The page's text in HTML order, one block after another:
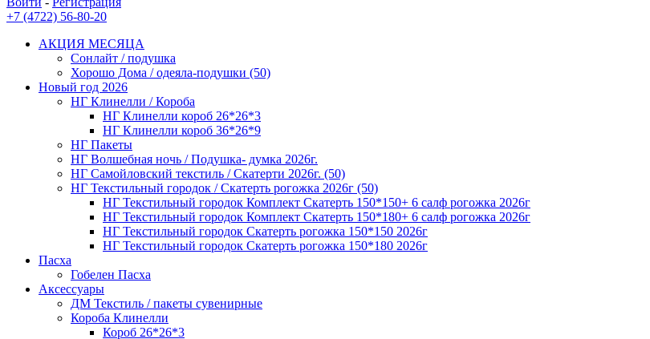
+7 (4722) 56-80-20
АКЦИЯ МЕСЯЦА
Сонлайт / подушка
Хорошо Дома / одеяла-подушки (50)
Новый год 2026
НГ Клинелли / Короба
НГ Клинелли короб 26*26*3
НГ Клинелли короб 36*26*9
НГ Пакеты
НГ Волшебная ночь / Подушка- думка 2026г.
НГ Самойловский текстиль / Скатерти 2026г. (50)
НГ Текстильный городок / Скатерть рогожка 2026г (50)
НГ Текстильный городок Комплект Скатерть 150*150+ 6 салф рогожка 2026г
НГ Текстильный городок Комплект Скатерть 150*180+ 6 салф рогожка 2026г
НГ Текстильный городок Скатерть рогожка 150*150 2026г
НГ Текстильный городок Скатерть рогожка 150*180 2026г
Пасха
Гобелен Пасха
Аксессуары
ДМ Текстиль / пакеты сувенирные
Короба Клинелли
Короб 26*26*3